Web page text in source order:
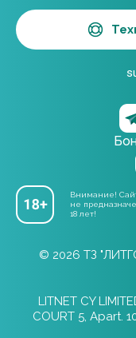
Внимание!
не
18 лет!
© 2026 ТЗ
LITNET CY
COURT 5, Apart.